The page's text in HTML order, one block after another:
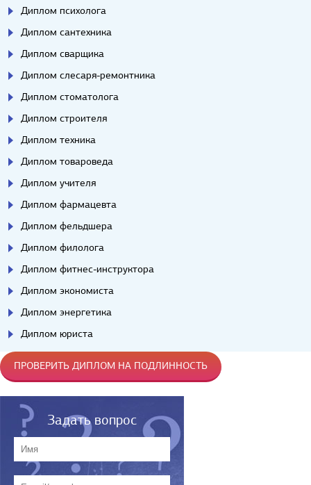
Диплом психолога
Диплом сантехника
Диплом сварщика
Диплом слесаря-ремонтника
Диплом стоматолога
Диплом строителя
Диплом техника
Диплом товароведа
Диплом учителя
Диплом фармацевта
Диплом фельдшера
Диплом филолога
Диплом фитнес-инструктора
Диплом экономиста
Диплом энергетика
Диплом юриста
ПРОВЕРИТЬ ДИПЛОМ НА ПОДЛИННОСТЬ
Задать вопрос